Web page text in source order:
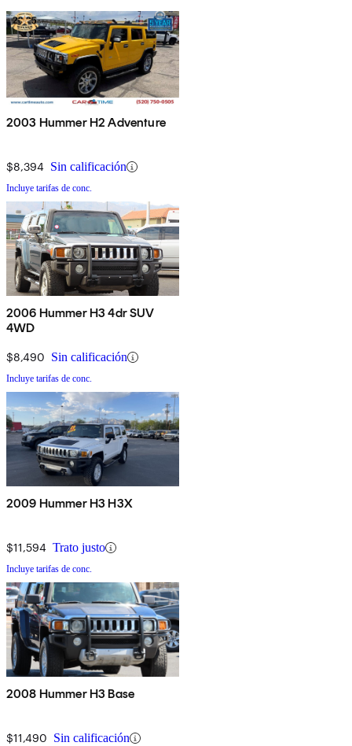
2003 Hummer H2 Adventure
$8,394 Sin calificación
Incluye tarifas de conc.
2006 Hummer H3 4dr SUV
4WD
$8,490 Sin calificación
Incluye tarifas de conc.
2009 Hummer H3 H3X
$11,594 Trato justo
Incluye tarifas de conc.
2008 Hummer H3 Base
$11,490 Sin calificación